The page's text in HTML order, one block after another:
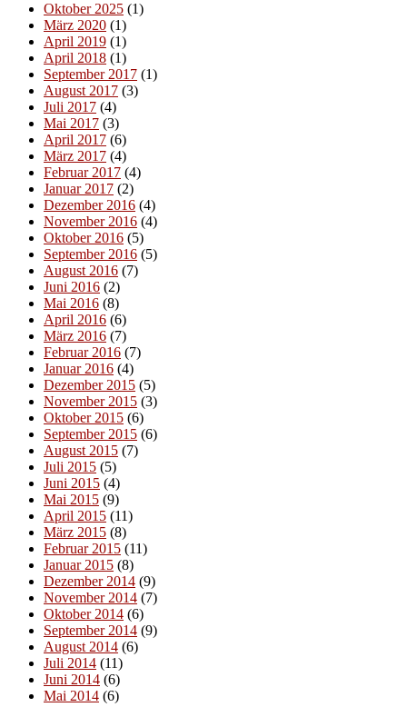
Oktober 2025 (1)
März 2020 (1)
April 2019 (1)
April 2018 (1)
September 2017 (1)
August 2017 (3)
Juli 2017 (4)
Mai 2017 (3)
April 2017 (6)
März 2017 (4)
Februar 2017 (4)
Januar 2017 (2)
Dezember 2016 (4)
November 2016 (4)
Oktober 2016 (5)
September 2016 (5)
August 2016 (7)
Juni 2016 (2)
Mai 2016 (8)
April 2016 (6)
März 2016 (7)
Februar 2016 (7)
Januar 2016 (4)
Dezember 2015 (5)
November 2015 (3)
Oktober 2015 (6)
September 2015 (6)
August 2015 (7)
Juli 2015 (5)
Juni 2015 (4)
Mai 2015 (9)
April 2015 (11)
März 2015 (8)
Februar 2015 (11)
Januar 2015 (8)
Dezember 2014 (9)
November 2014 (7)
Oktober 2014 (6)
September 2014 (9)
August 2014 (6)
Juli 2014 (11)
Juni 2014 (6)
Mai 2014 (6)